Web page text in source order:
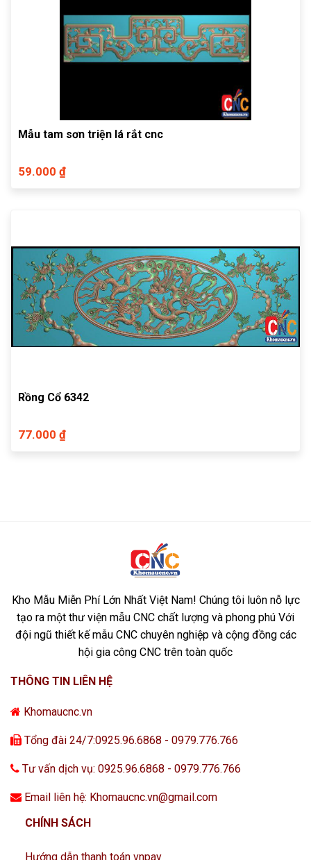
Mẫu tam sơn triện lá rắt cnc
59.000 ₫
Rồng Cổ 6342
77.000 ₫
Kho Mẫu Miễn Phí Lớn Nhất Việt Nam! Chúng tôi luôn nỗ lực
tạo ra một thư viện mẫu CNC chất lượng và phong phú Với
đội ngũ thiết kế mẫu CNC chuyên nghiệp và cộng đồng các
hội gia công CNC trên toàn quốc
THÔNG TIN LIÊN HỆ
Khomaucnc.vn
Tổng đài 24/7:0925.96.6868 - 0979.776.766
Tư vấn dịch vụ: 0925.96.6868 - 0979.776.766
Email liên hệ: Khomaucnc.vn@gmail.com
CHÍNH SÁCH
Hướng dẫn thanh toán vnpay